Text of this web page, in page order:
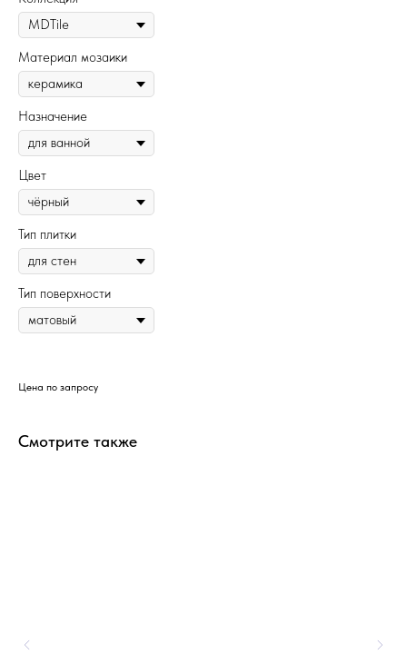
Материал мозаики
Назначение
Цвет
Тип плитки
Тип поверхности
Цена по запросу
Смотрите также